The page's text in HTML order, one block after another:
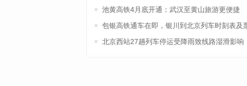
池黄高铁4月底开通：武汉至黄山旅游更便捷
包银高铁通车在即，银川到北京列车时刻表及
北京西站27趟列车停运受降雨致线路湿滑影响